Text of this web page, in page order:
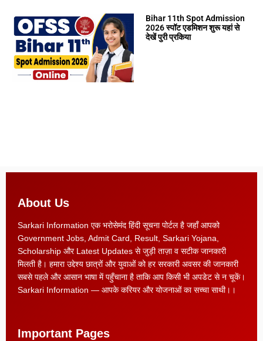
Bihar 11th Spot Admission
2026 स्पॉट एडमिशन शुरू यहां से
देखें पुरी प्रकिया
About Us
Sarkari Information एक भरोसेमंद हिंदी सूचना पोर्टल है जहाँ आपको
Government Jobs, Admit Card, Result, Sarkari Yojana,
Scholarship और Latest Updates से जुड़ी ताज़ा व सटीक जानकारी
मिलती है। हमारा उद्देश्य छात्रों और युवाओं को हर सरकारी अवसर की जानकारी
सबसे पहले और आसान भाषा में पहुँचाना है ताकि आप किसी भी अपडेट से न चूकें।
Sarkari Information — आपके करियर और योजनाओं का सच्चा साथी।।
Important Pages